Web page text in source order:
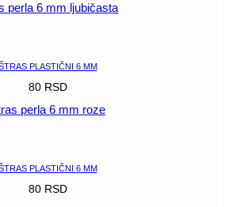
perla 6 mm ljubičasta
PLASTIČNI 6 MM
80 RSD
perla 6 mm roze
PLASTIČNI 6 MM
80 RSD